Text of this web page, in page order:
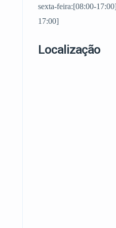
sexta-feira:[08:00-
17:00]
Localização